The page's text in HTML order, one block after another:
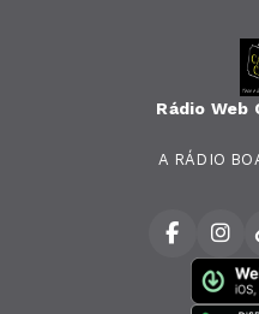
Rádio Web
A RÁDIO